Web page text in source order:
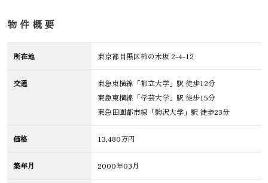
物件概要
所在地 東京都目黒区柿の木坂 2-4-12
交通
東急東横線「都立大学」駅 徒歩12分
東急東横線「学芸大学」駅 徒歩15分
東急田園都市線「駒沢大学」駅 徒歩23分
価格 13,480万円
築年月 2000年03月